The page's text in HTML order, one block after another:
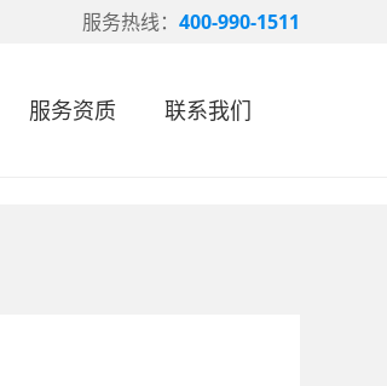
服务热线： 400-990-1511
服务资质 联系我们